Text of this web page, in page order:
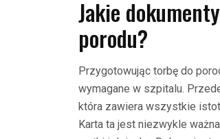
Jakie
porodu?
Przygotowując torbę do
wymagane w szpitalu.
która zawiera wszystkie
Karta ta jest niezwykle